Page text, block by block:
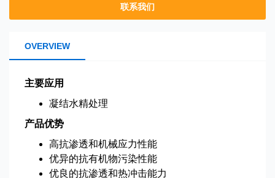
联系我们
OVERVIEW
主要应用
凝结水精处理
产品优势
高抗渗透和机械应力性能
优异的抗有机物污染性能
优良的抗渗透和热冲击能力